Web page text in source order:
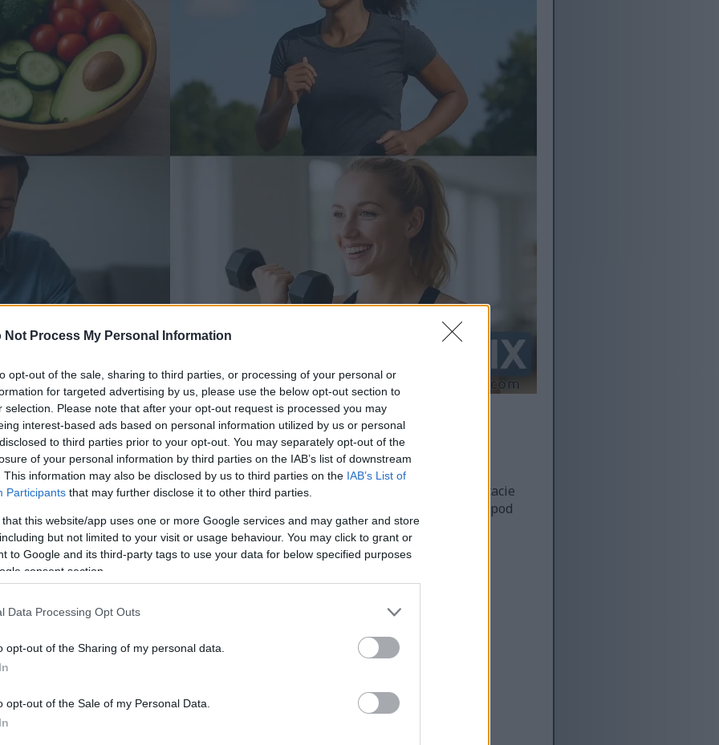
Not Process My Personal Information
opt-out of the sale, sharing to third parties, or processing of your personal or
for targeted advertising by us, please use the below opt-out section to
selection. Please note that after your opt-out request is processed you may
interest-based ads based on personal information utilized by us or personal
to third parties prior to your opt-out. You may separately opt-out of the
of your personal information by third parties on the IAB’s list of downstream
This information may also be disclosed by us to third parties on the IAB’s List of
Participants that may further disclose it to other third parties.
that this website/app uses one or more Google services and may gather and store
but not limited to your visit or usage behaviour. You may click to grant or
to Google and its third-party tags to use your data for below specified purposes
consent section.
Data Processing Opt Outs
opt-out of the Sharing of my personal data.
opt-out of the Sale of my Personal Data.
obrazu
poniżej są mniej skompresowane i mają wyższą rozdzielczość - a w rezultacie
w artykułach i stronach na tej stronie, które są bardziej zoptymalizowane pod
zużycia przepustowości.
x 1,024)